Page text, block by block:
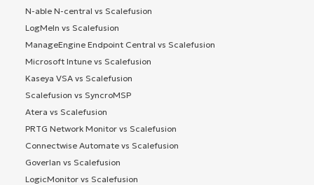
N-able N-central vs Scalefusion
LogMeIn vs Scalefusion
ManageEngine Endpoint Central vs Scalefusion
Microsoft Intune vs Scalefusion
Kaseya VSA vs Scalefusion
Scalefusion vs SyncroMSP
Atera vs Scalefusion
PRTG Network Monitor vs Scalefusion
Connectwise Automate vs Scalefusion
Goverlan vs Scalefusion
LogicMonitor vs Scalefusion